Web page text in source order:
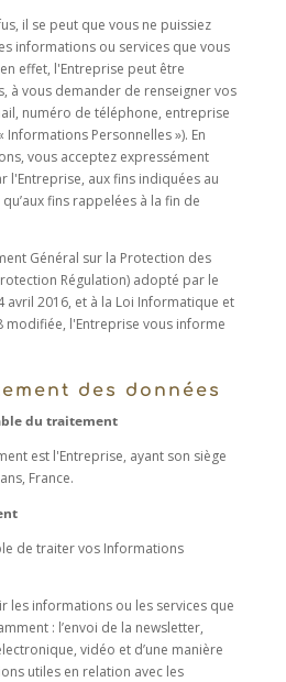
il se peut que vous ne puissiez
informations ou services que vous
effet, l'Entreprise peut être
à vous demander de renseigner vos
numéro de téléphone, entreprise
Personnelles »). En
vous acceptez expressément
l'Entreprise, aux fins indiquées au
fins rappelées à la fin de
Général sur la Protection des
Régulation) adopté par le
avril 2016, et à la Loi Informatique et
modifiée, l'Entreprise vous informe
des données
du traitement
est l'Entreprise, ayant son siège
France.
de traiter vos Informations
les informations ou les services que
: l’envoi de la newsletter,
vidéo et d’une manière
utiles en relation avec les